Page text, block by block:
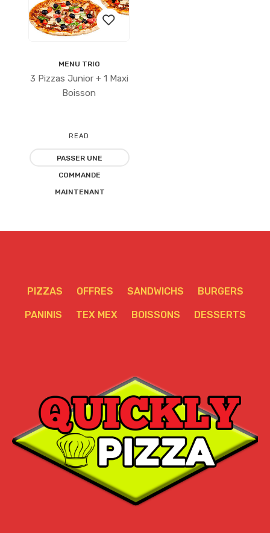
Ajouter
MENU TRIO
3 Pizzas Junior + 1 Maxi
Boisson
READ
MORE
PASSER UNE
COMMANDE
MAINTENANT
PIZZAS OFFRES SANDWICHS BURGERS
PANINIS TEX MEX BOISSONS DESSERTS